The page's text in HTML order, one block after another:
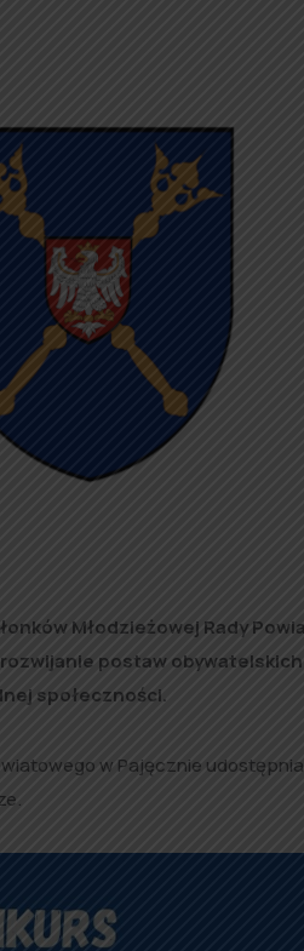
Młodzieżowej Rady
postaw
społeczności.
w Pajęcznie